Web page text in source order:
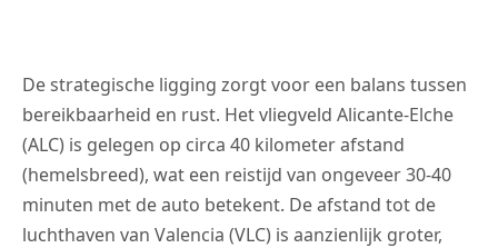
De strategische ligging zorgt voor een balans tussen
bereikbaarheid en rust. Het vliegveld Alicante-Elche
(ALC) is gelegen op circa 40 kilometer afstand
(hemelsbreed), wat een reistijd van ongeveer 30-40
minuten met de auto betekent. De afstand tot de
luchthaven van Valencia (VLC) is aanzienlijk groter,